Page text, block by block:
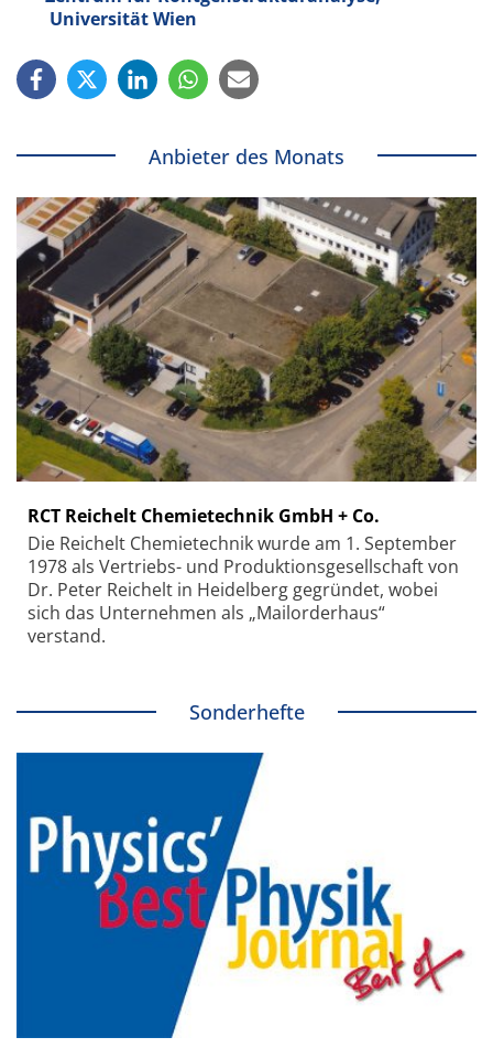
Universität Wien
Anbieter des Monats
RCT Reichelt Chemietechnik GmbH + Co.
Die Reichelt Chemietechnik wurde am 1. September
1978 als Vertriebs- und Produktionsgesellschaft von
Dr. Peter Reichelt in Heidelberg gegründet, wobei
sich das Unternehmen als „Mailorderhaus“
verstand.
Sonderhefte